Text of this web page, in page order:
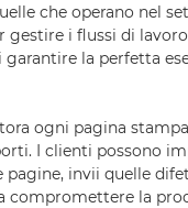
che operano nel
i flussi di
la perfetta
ogni pagina
I clienti possono
invii quelle
compromettere la